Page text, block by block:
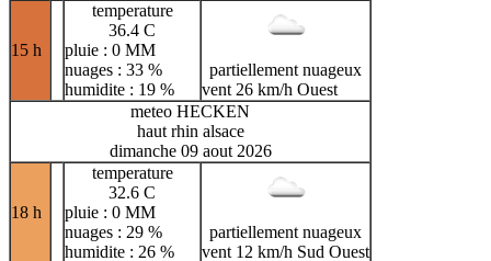
15 h
temperature
36.4 C
pluie : 0 MM
nuages : 33 %
humidite : 19 %
partiellement nuageux
vent 26 km/h Ouest
meteo HECKEN
haut rhin alsace
dimanche 09 aout 2026
18 h
temperature
32.6 C
pluie : 0 MM
nuages : 29 %
humidite : 26 %
partiellement nuageux
vent 12 km/h Sud Ouest